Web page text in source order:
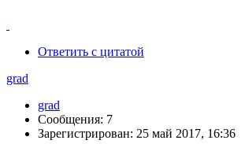
Ответить с цитатой
grad
grad
Сообщения: 7
Зарегистрирован: 25 май 2017, 16:36